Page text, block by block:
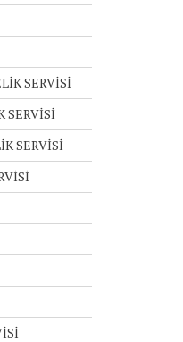
SERVİSİ
SERVİSİ
SERVİSİ